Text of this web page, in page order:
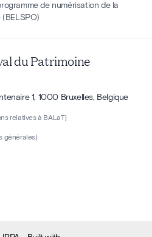
de numérisation de la
du Patrimoine
1, 1000 Bruxelles, Belgique
relatives à BALaT)
générales)